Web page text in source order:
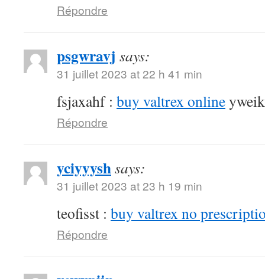
Répondre
psgwravj says:
31 juillet 2023 at 22 h 41 min
fsjaxahf : buy valtrex online
Répondre
yciyyyshsays:
31 juillet 2023 at 23 h 19 min
teofisst : buy valtrex no
Répondre